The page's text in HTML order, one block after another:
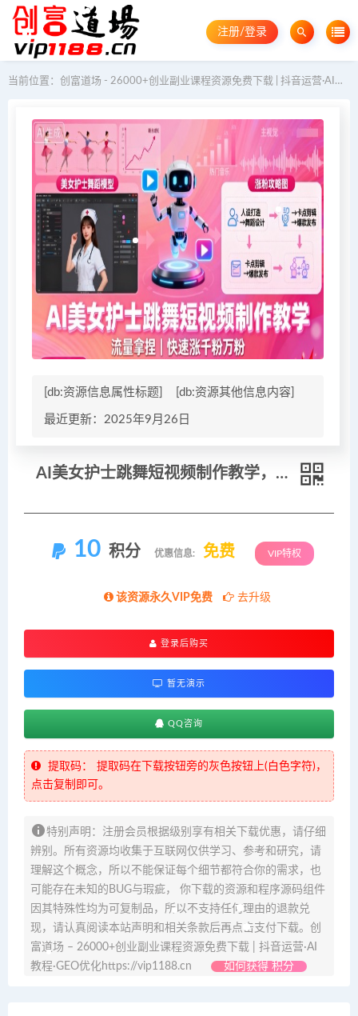
注册/登录
当前位置： 创富道场 - 26000+创业副业课程资源免费下载 | 抖音运营·AI教程·GEO优化
[db:资源信息属性标题] [db:资源其他信息内容]
最近更新：2025年9月26日
AI美女护士跳舞短视频制作教学，流量拿捏，快速涨千粉万粉【提示词+视频教程】
10 积分 优惠信息: 免费 VIP特权
该资源永久VIP免费 去升级
登录后购买
暂无演示
QQ咨询
提取码：
提取码在下载按钮旁的灰色按钮上(白色字符)，
点击复制即可。
特别声明：注册会员根据级别享有相关下载优惠，请仔细
辨别。所有资源均收集于互联网仅供学习、参考和研究，请
理解这个概念，所以不能保证每个细节都符合你的需求，也
可能存在未知的BUG与瑕疵， 你下载的资源和程序源码组件
因其特殊性均为可复制品，所以不支持任何理由的退款兑
现，请认真阅读本站声明和相关条款后再点击支付下载。创
富道场 – 26000+创业副业课程资源免费下载 | 抖音运营·AI
教程·GEO优化https://vip1188.cn
如何获得 积分